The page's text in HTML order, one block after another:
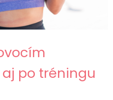
po tréningu